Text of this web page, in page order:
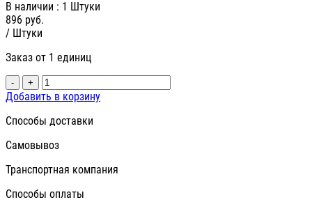
В наличии : 1 Штуки
896 руб.
/ Штуки
Заказ от 1 единиц
- +
Добавить в корзину
Способы доставки
Самовывоз
Транспортная компания
Способы оплаты